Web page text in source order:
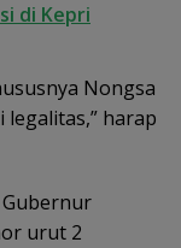
di Kepri
Nongsa
legalitas,” harap
urut 2